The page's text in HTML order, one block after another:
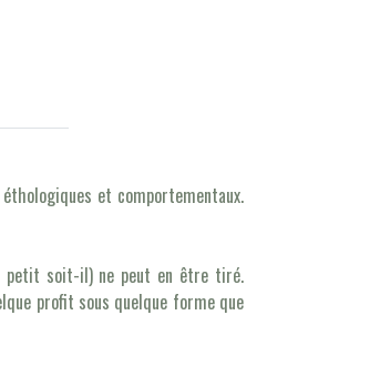
et comportementaux.
petit soit-il) ne peut en être tiré.
profit sous quelque forme que